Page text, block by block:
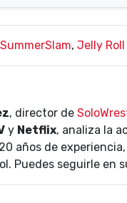
SummerSlam, Jelly Roll
, director de
y Netflix, analiza la
años de
Puedes seguirle en